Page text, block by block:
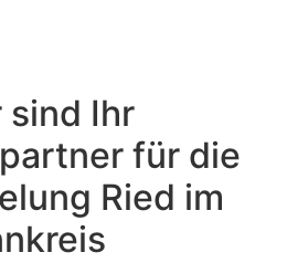
sind Ihr
für die
Ried im